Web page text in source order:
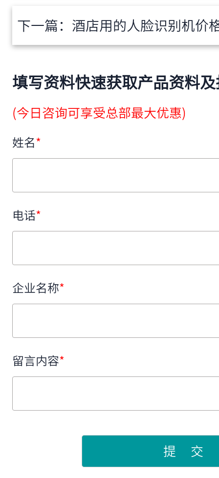
下一篇： 酒店用的人脸识别机价格多少？一
填写资料快速获取产品资料
(今日咨询可享受总部最大优惠)
姓名*
电话*
企业名称*
留言内容*
提 交